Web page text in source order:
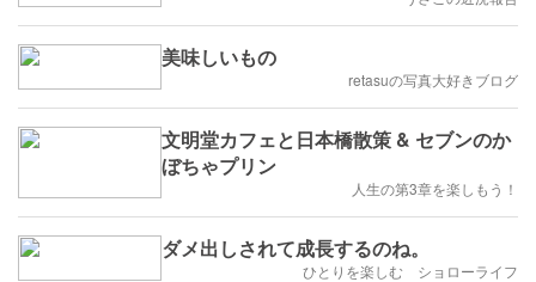
美味しいもの
retasuの写真大好きブログ
文明堂カフェと日本橋散策 & セブンのか
ぼちゃプリン
人生の第3章を楽しもう！
ダメ出しされて成長するのね。
ひとりを楽しむ ショローライフ